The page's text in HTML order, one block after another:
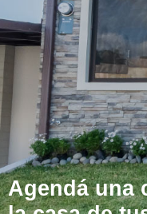
Agendá una